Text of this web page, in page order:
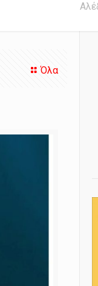
Όλα